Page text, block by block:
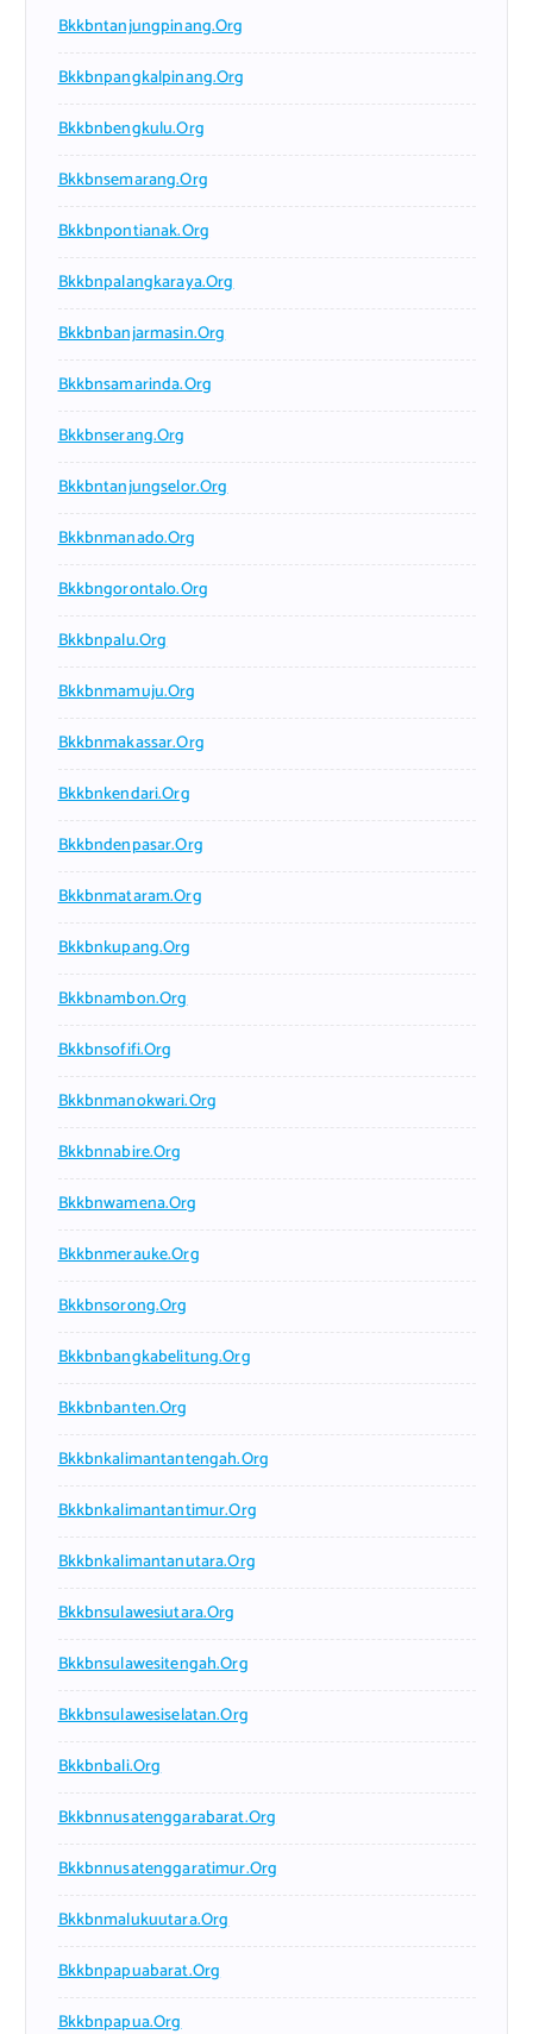
Bkkbntanjungpinang.org
Bkkbnpangkalpinang.org
Bkkbnbengkulu.org
Bkkbnsemarang.org
Bkkbnpontianak.org
Bkkbnpalangkaraya.org
Bkkbnbanjarmasin.org
Bkkbnsamarinda.org
Bkkbnserang.org
Bkkbntanjungselor.org
Bkkbnmanado.org
Bkkbngorontalo.org
Bkkbnpalu.org
Bkkbnmamuju.org
Bkkbnmakassar.org
Bkkbnkendari.org
Bkkbndenpasar.org
Bkkbnmataram.org
Bkkbnkupang.org
Bkkbnambon.org
Bkkbnsofifi.org
Bkkbnmanokwari.org
Bkkbnnabire.org
Bkkbnwamena.org
Bkkbnmerauke.org
Bkkbnsorong.org
Bkkbnbangkabelitung.org
Bkkbnbanten.org
Bkkbnkalimantantengah.org
Bkkbnkalimantantimur.org
Bkkbnkalimantanutara.org
Bkkbnsulawesiutara.org
Bkkbnsulawesitengah.org
Bkkbnsulawesiselatan.org
Bkkbnbali.org
Bkkbnnusatenggarabarat.org
Bkkbnnusatenggaratimur.org
Bkkbnmalukuutara.org
Bkkbnpapuabarat.org
Bkkbnpapua.org